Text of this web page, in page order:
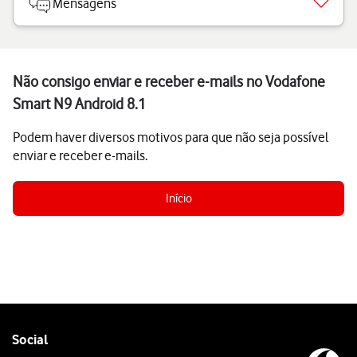
Mensagens
Não consigo enviar e receber e-mails no Vodafone
Smart N9 Android 8.1
Podem haver diversos motivos para que não seja possível
enviar e receber e-mails.
Início
Follow
Social